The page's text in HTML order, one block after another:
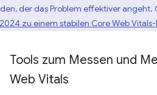
der das Problem effektiver angeht.
2024 zu einem stabilen Core Web
Tools zum Messen und
Web Vitals